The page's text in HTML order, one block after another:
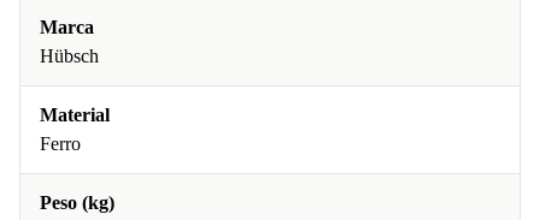
Marca
Hübsch
Material
Ferro
Peso (kg)